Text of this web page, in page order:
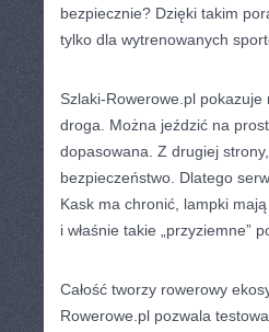
bezpiecznie? Dzięki takim
tylko dla wytrenowanych
Szlaki-Rowerowe.pl
droga. Można jeździć na
dopasowana. Z drugiej
bezpieczeństwo. Dlatego
Kask ma chronić, lampki
i właśnie takie „przyziemne”
Całość tworzy rowerowy
Rowerowe.pl pozwala